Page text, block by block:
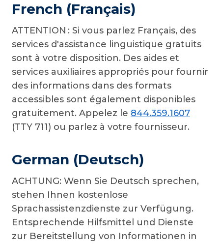
French (Français)
ATTENTION : Si vous parlez Français, des
services d'assistance linguistique gratuits
sont à votre disposition. Des aides et
services auxiliaires appropriés pour fournir
des informations dans des formats
accessibles sont également disponibles
gratuitement. Appelez le 844.359.1607
(TTY 711) ou parlez à votre fournisseur.
German (Deutsch)
ACHTUNG: Wenn Sie Deutsch sprechen,
stehen Ihnen kostenlose
Sprachassistenzdienste zur Verfügung.
Entsprechende Hilfsmittel und Dienste
zur Bereitstellung von Informationen in